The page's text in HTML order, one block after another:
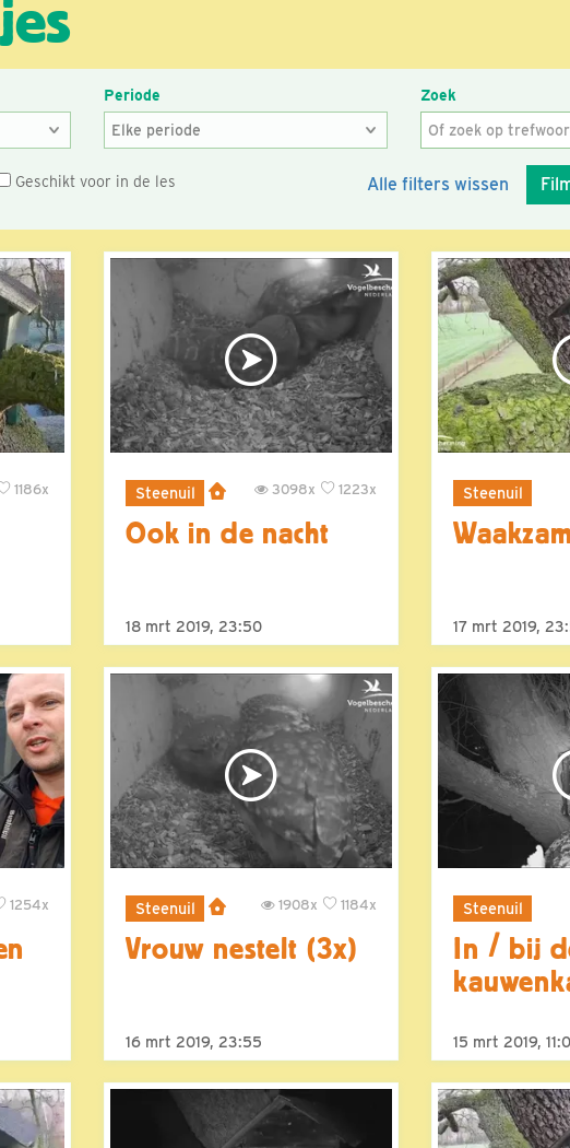
Periode Zoek
Alle filters wissen
Geschikt voor in de les
1186x Steenuil 1223x
3098x
Ook in de nacht
18 mrt 2019, 23:50
Steenuil
17 mrt 2019,
1254x Steenuil 1184x
1908x
Vrouw nestelt (3x)
16 mrt 2019, 23:55
Steenuil
In / bij
15 mrt 2019,